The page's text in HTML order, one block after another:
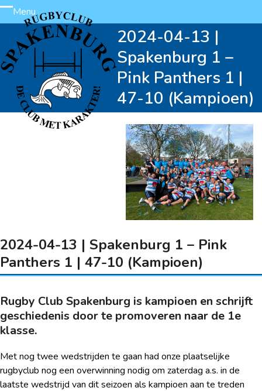
Skip
to
content
Menu
Open
mobile
menu
Close
mobile
menu
2024-04-13 |
Spakenburg 1 –
Pink Panthers 1 |
47-10 (Kampioen)
2024-04-13 | Spakenburg 1 – Pink
Panthers 1 | 47-10 (Kampioen)
Rugby Club Spakenburg is kampioen en schrijft
geschiedenis door te promoveren naar de 1e
klasse.
Met nog twee wedstrijden te gaan had onze plaatselijke
rugbyclub nog een overwinning nodig om zaterdag a.s. in de
laatste wedstrijd van dit seizoen als kampioen aan te treden